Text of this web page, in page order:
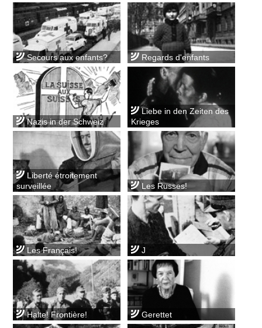
Secours aux enfants? Regards d'enfants
Nazis in der Schweiz
Liebe in den Zeiten des
Krieges
Liberté étroitement
surveillée
Les Russes!
Les Français! J
Halte! Frontière! Gerettet